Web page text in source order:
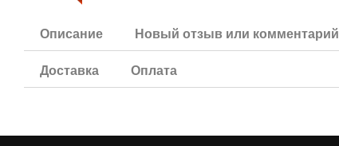
Описание Новый отзыв или комментарий
Доставка Оплата